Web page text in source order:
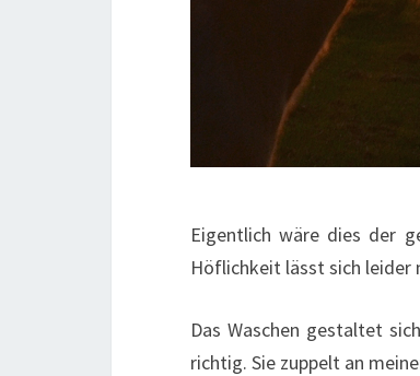
Eigentlich wäre dies der
Höflichkeit lässt sich leider
Das Waschen gestaltet
richtig. Sie zuppelt an